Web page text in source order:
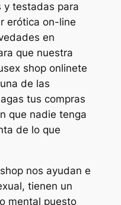
testadas para
erótica on-line
en
que nuestra
shop onlinete
de las
tus compras
que nadie tenga
de lo que
nos ayudan e
tienen un
mental puesto